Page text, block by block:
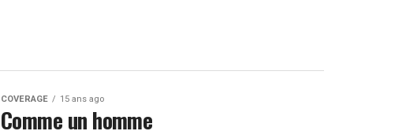
COVERAGE 15 ans ago
Comme un homme